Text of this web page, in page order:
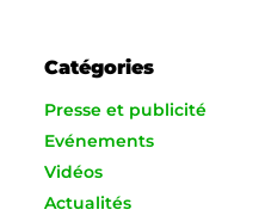
Catégories
Presse et publicité
Evénements
Vidéos
Actualités